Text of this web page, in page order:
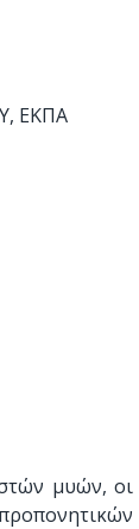
ΕΚΠΑ
μυών, οι